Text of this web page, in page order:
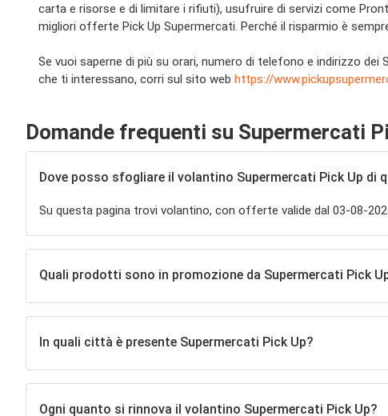
carta e risorse e di limitare i rifiuti), usufruire di servizi come
migliori offerte Pick Up Supermercati. Perché il risparmio è
Se vuoi saperne di più su orari, numero di telefono e indirizzo
che ti interessano, corri sul sito web https://
Domande frequenti su Supermercati
Dove posso sfogliare il volantino Supermercati Pick Up di
Su questa pagina trovi volantino, con offerte valide dal 03-08-
Quali prodotti sono in promozione da Supermercati Pick
In quali città è presente Supermercati Pick Up?
Ogni quanto si rinnova il volantino Supermercati Pick Up?